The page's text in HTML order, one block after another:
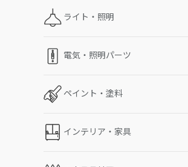
ライト・照明
電気・照明パーツ
ペイント・塗料
インテリア・家具